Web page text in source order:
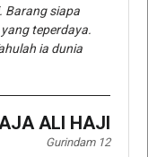
Barang siapa
teperdaya.
ia dunia
ALI HAJI
Gurindam 12